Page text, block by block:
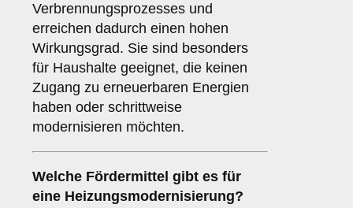
Verbrennungsprozesses und
erreichen dadurch einen hohen
Wirkungsgrad. Sie sind besonders
für Haushalte geeignet, die keinen
Zugang zu erneuerbaren Energien
haben oder schrittweise
modernisieren möchten.
Welche Fördermittel gibt es für
eine Heizungsmodernisierung?